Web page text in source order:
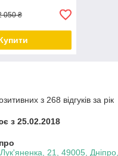
050 ₴
з 268 відгуків за рік
з 25.02.2018
21, 49005,